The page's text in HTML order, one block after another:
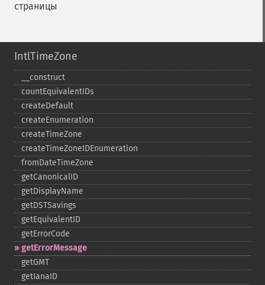
страницы
IntlTimeZone
_​_​construct
countEquivalentIDs
createDefault
createEnumeration
createTimeZone
createTimeZoneIDEnumeration
fromDateTimeZone
getCanonicalID
getDisplayName
getDSTSavings
getEquivalentID
getErrorCode
getErrorMessage
getGMT
getIanaID